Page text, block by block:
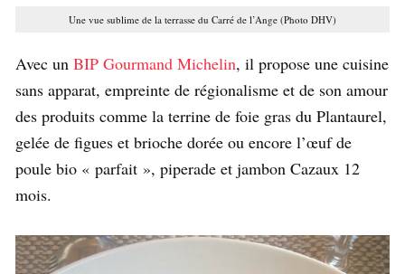
Une vue sublime de la terrasse du Carré de l’Ange (Photo DHV)
Avec un BIP Gourmand Michelin, il propose une cuisine
sans apparat, empreinte de régionalisme et de son amour
des produits comme la terrine de foie gras du Plantaurel,
gelée de figues et brioche dorée ou encore l’œuf de
poule bio « parfait », piperade et jambon Cazaux 12
mois.